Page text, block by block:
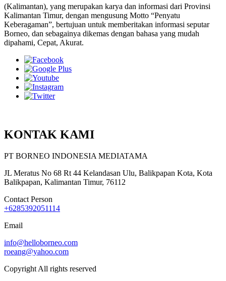
(Kalimantan), yang merupakan karya dan informasi dari Provinsi
Kalimantan Timur, dengan mengusung Motto “Penyatu
Keberagaman”, bertujuan untuk memberitakan informasi seputar
Borneo, dan sebagainya dikemas dengan bahasa yang mudah
dipahami, Cepat, Akurat.
KONTAK KAMI
PT BORNEO INDONESIA MEDIATAMA
JL Meratus No 68 Rt 44 Kelandasan Ulu, Balikpapan Kota, Kota
Balikpapan, Kalimantan Timur, 76112
Contact Person
+6285392051114
Email
info@helloborneo.com
roeang@yahoo.com
Copyright All rights reserved